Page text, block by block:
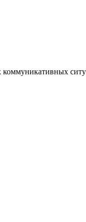
коммуникативных